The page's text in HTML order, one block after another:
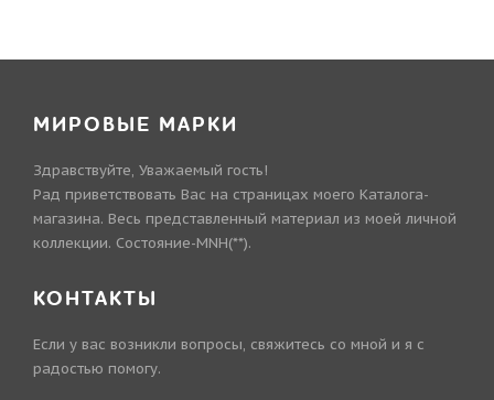
МИРОВЫЕ МАРКИ
Здравствуйте, Уважаемый гость!
Рад приветствовать Вас на страницах моего Каталога-
магазина. Весь представленный материал из моей личной
коллекции. Состояние-MNH(**).
КОНТАКТЫ
Если у вас возникли вопросы, свяжитесь со мной и я с
радостью помогу.